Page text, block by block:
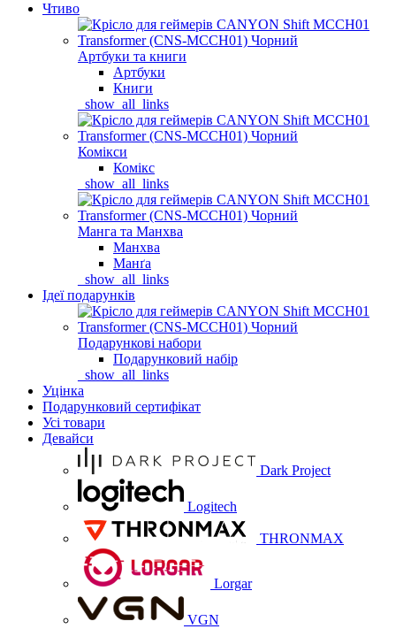
Чтиво
Артбуки та книги
Артбуки
Книги
_show_all_links
Комікси
Комікс
_show_all_links
Манга та Манхва
Манхва
Манґа
_show_all_links
Ідеї подарунків
Подарункові набори
Подарунковий набір
_show_all_links
Уцінка
Подарунковий сертифікат
Усі товари
Девайси
Dark Project
Logitech
THRONMAX
Lorgar
VGN